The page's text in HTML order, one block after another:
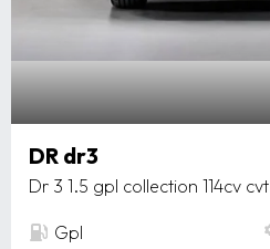
DR dr3
Dr 3 1.5 gpl collection 114cv cvt
Gpl